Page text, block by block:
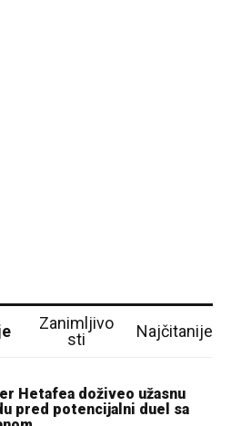
Zanimljivo
sti
Najčitanije
Hetafea doživeo užasnu
pred potencijalni duel sa